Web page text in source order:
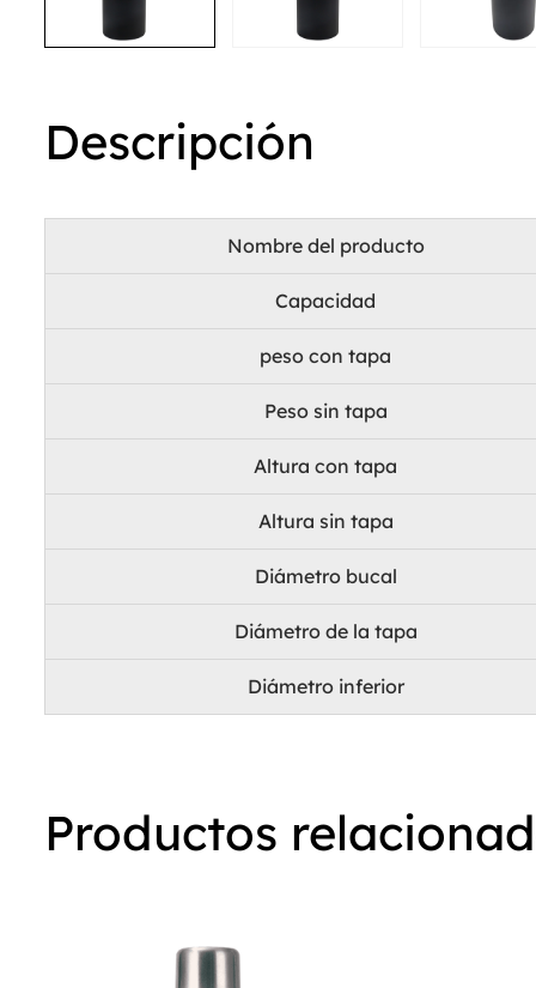
Descripción
Nombre del producto
Capacidad
peso con tapa
Peso sin tapa
Altura con tapa
Altura sin tapa
Diámetro bucal
Diámetro de la tapa
Diámetro inferior
Productos